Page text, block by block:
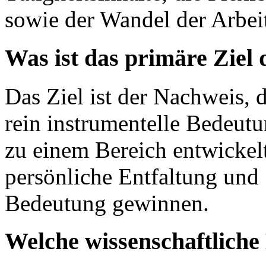
sowie der Wandel der
Was ist das primäre Ziel
Das Ziel ist der Nachweis,
rein instrumentelle
zu einem Bereich
persönliche Entfaltung
Bedeutung gewinnen.
Welche